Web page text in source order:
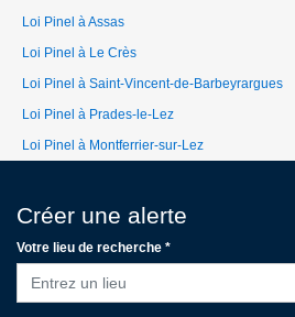
Loi Pinel à Assas
Loi Pinel à Le Crès
Loi Pinel à Saint-Vincent-de-Barbeyrargues
Loi Pinel à Prades-le-Lez
Loi Pinel à Montferrier-sur-Lez
Créer une alerte
Votre lieu de recherche *
Entrez un lieu